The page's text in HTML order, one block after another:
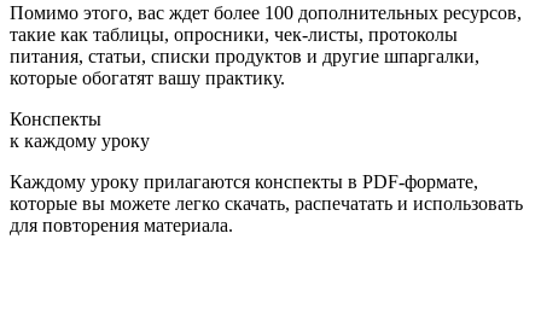
Помимо этого, вас ждет более 100 дополнительных ресурсов,
такие как таблицы, опросники, чек-листы, протоколы
питания, статьи, списки продуктов и другие шпаргалки,
которые обогатят вашу практику.
Конспекты
к каждому уроку
Каждому уроку прилагаются конспекты в PDF-формате,
которые вы можете легко скачать, распечатать и использовать
для повторения материала.